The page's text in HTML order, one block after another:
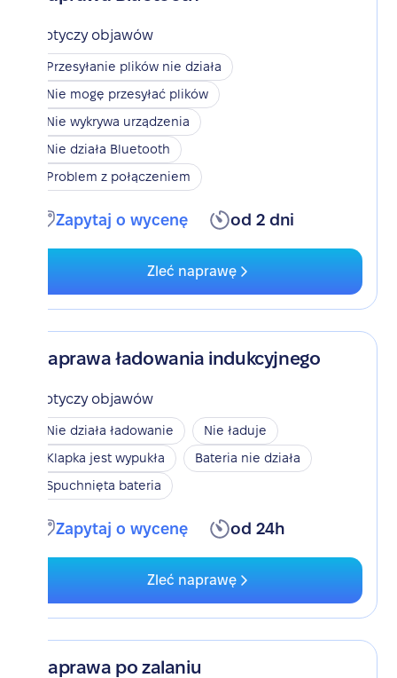
Dotyczy objawów
Przesyłanie plików nie działa
Nie mogę przesyłać plików
Nie wykrywa urządzenia
Nie działa Bluetooth
Problem z połączeniem
Zapytaj o wycenę od 2 dni
Zleć naprawę
Naprawa ładowania indukcyjnego
Dotyczy objawów
Nie działa ładowanie
Nie ładuje
Klapka jest wypukła
Bateria nie działa
Spuchnięta bateria
Zapytaj o wycenę od 24h
Zleć naprawę
Naprawa po zalaniu